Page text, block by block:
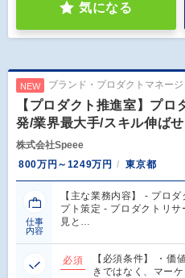
気になる
NEW ブランド・プロダクトマネージ
【プロダクト推進室】プロ
発/業界最大手/スキル伸ば
株式会社Speee
800万円～1249万円
東京都
仕事
内容
【主な業務内容】 - プロ
プト策定 - プロダクトリ
見と…
必須
【必須条件】 ・価
きではなく、マー